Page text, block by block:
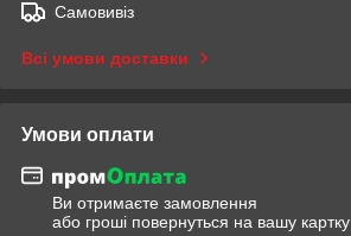
Самовивіз
Всі умови доставки
Умови оплати
Ви отримаєте замовлення
або гроші повернуться на вашу картку